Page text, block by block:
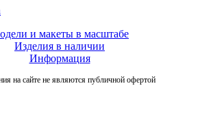
и макеты в масштабе
Изделия в наличии
Информация
на сайте не являются публичной офертой